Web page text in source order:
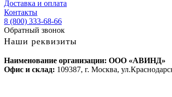
Доставка и оплата
Контакты
8 (800) 333-68-66
Обратный звонок
Наши реквизиты
Наименование организации: ООО «АВИНД»
Офис и склад: 109387, г. Москва,